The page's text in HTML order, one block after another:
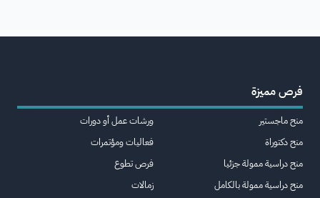
فرص مميزة
منح ماجستير
منح دكتوراة
منح دراسية ممولة جزئيا
منح دراسية ممولة بالكامل
ورشات عمل أو دورات
فعاليات ومؤتمرات
فرص تطوع
زمالات